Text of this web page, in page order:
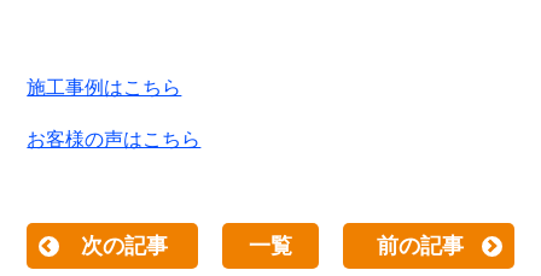
施工事例はこちら
お客様の声はこちら
次の記事 一覧 前の記事